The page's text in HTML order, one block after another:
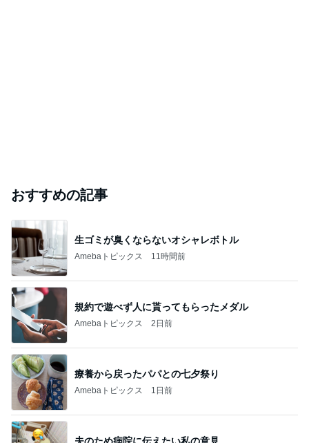
おすすめの記事
生ゴミが臭くならないオシャレボトル
Amebaトピックス 11時間前
規約で遊べず人に貰ってもらったメダル
Amebaトピックス 2日前
療養から戻ったパパとの七夕祭り
Amebaトピックス 1日前
夫のため病院に伝えたい私の意見